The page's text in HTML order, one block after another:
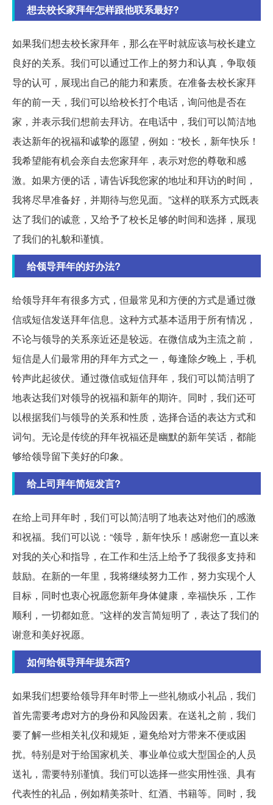
想去校长家拜年怎样跟他联系最好?
如果我们想去校长家拜年，那么在平时就应该与校长建立
良好的关系。我们可以通过工作上的努力和认真，争取领
导的认可，展现出自己的能力和素质。在准备去校长家拜
年的前一天，我们可以给校长打个电话，询问他是否在
家，并表示我们想前去拜访。在电话中，我们可以简洁地
表达新年的祝福和诚挚的愿望，例如：“校长，新年快乐！
我希望能有机会亲自去您家拜年，表示对您的尊敬和感
激。如果方便的话，请告诉我您家的地址和拜访的时间，
我将尽早准备好，并期待与您见面。”这样的联系方式既表
达了我们的诚意，又给予了校长足够的时间和选择，展现
了我们的礼貌和谨慎。
给领导拜年的好办法?
给领导拜年有很多方式，但最常见和方便的方式是通过微
信或短信发送拜年信息。这种方式基本适用于所有情况，
不论与领导的关系亲近还是较远。在微信成为主流之前，
短信是人们最常用的拜年方式之一，每逢除夕晚上，手机
铃声此起彼伏。通过微信或短信拜年，我们可以简洁明了
地表达我们对领导的祝福和新年的期许。同时，我们还可
以根据我们与领导的关系和性质，选择合适的表达方式和
词句。无论是传统的拜年祝福还是幽默的新年笑话，都能
够给领导留下美好的印象。
给上司拜年简短发言?
在给上司拜年时，我们可以简洁明了地表达对他们的感激
和祝福。我们可以说：“领导，新年快乐！感谢您一直以来
对我的关心和指导，在工作和生活上给予了我很多支持和
鼓励。在新的一年里，我将继续努力工作，努力实现个人
目标，同时也衷心祝愿您新年身体健康，幸福快乐，工作
顺利，一切都如意。”这样的发言简短明了，表达了我们的
谢意和美好祝愿。
如何给领导拜年提东西?
如果我们想要给领导拜年时带上一些礼物或小礼品，我们
首先需要考虑对方的身份和风险因素。在送礼之前，我们
要了解一些相关礼仪和规矩，避免给对方带来不便或困
扰。特别是对于给国家机关、事业单位或大型国企的人员
送礼，需要特别谨慎。我们可以选择一些实用性强、具有
代表性的礼品，例如精美茶叶、红酒、书籍等。同时，我